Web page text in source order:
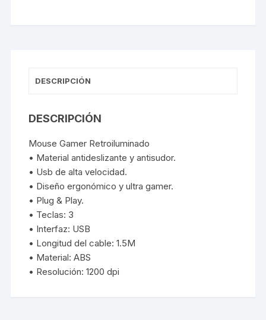
DESCRIPCIÓN
DESCRIPCIÓN
Mouse Gamer Retroiluminado
• Material antideslizante y antisudor.
• Usb de alta velocidad.
• Diseño ergonómico y ultra gamer.
• Plug & Play.
• Teclas: 3
• Interfaz: USB
• Longitud del cable: 1.5M
• Material: ABS
• Resolución: 1200 dpi